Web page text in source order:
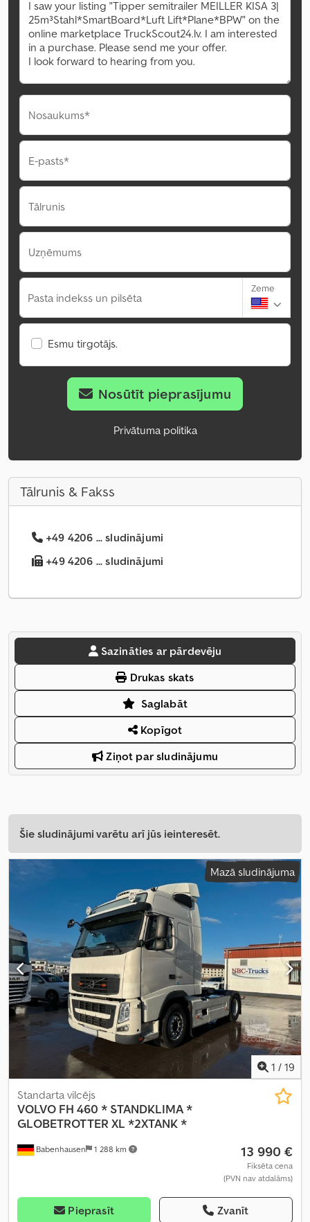
Nosaukums*
E-pasts*
Tālrunis
Uzņēmums
Pasta indekss un pilsēta
Zeme
Esmu tirgotājs.
Nosūtīt pieprasījumu
Privātuma politika
Tālrunis & Fakss
+49 4206 ... sludinājumi
+49 4206 ... sludinājumi
Sazināties ar pārdevēju
Drukas skats
Saglabāt
Kopīgot
Ziņot par sludinājumu
Šie sludinājumi varētu arī jūs ieinteresēt.
Mazā sludinājuma
1 / 19
Babenhausen 1 288 km
Standarta vilcējs
VOLVO FH 460 * STANDKLIMA *
GLOBETROTTER XL *2XTANK *
13 990 €
Fiksēta cena
(PVN nav atdalāms)
Pieprasīt Zvanīt